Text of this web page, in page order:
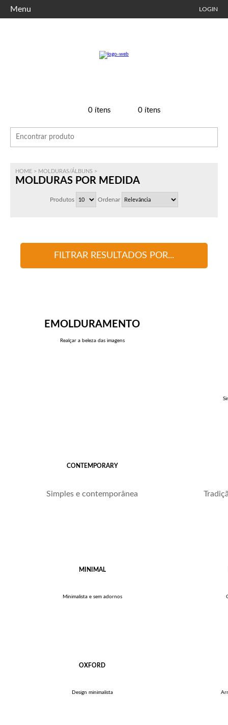
Menu LOGIN
0ítens 0ítens
HOME > MOLDURAS/ÁLBUNS >
MOLDURAS POR MEDIDA
Produtos Ordenar
FILTRAR RESULTADOS POR...
EMOLDURAMENTO
Realçar a beleza das imagens
CONTEMPORARY
Simples e contemporânea
MINIMAL
Minimalista e sem adornos
OXFORD
Design minimalista